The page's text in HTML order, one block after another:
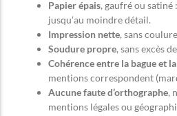
Papier épais, gaufré ou satiné
jusqu’au moindre détail.
Impression nette, sans
Soudure propre, sans excès
Cohérence entre la bague et
mentions correspondent
Aucune faute d’orthographe,
mentions légales ou